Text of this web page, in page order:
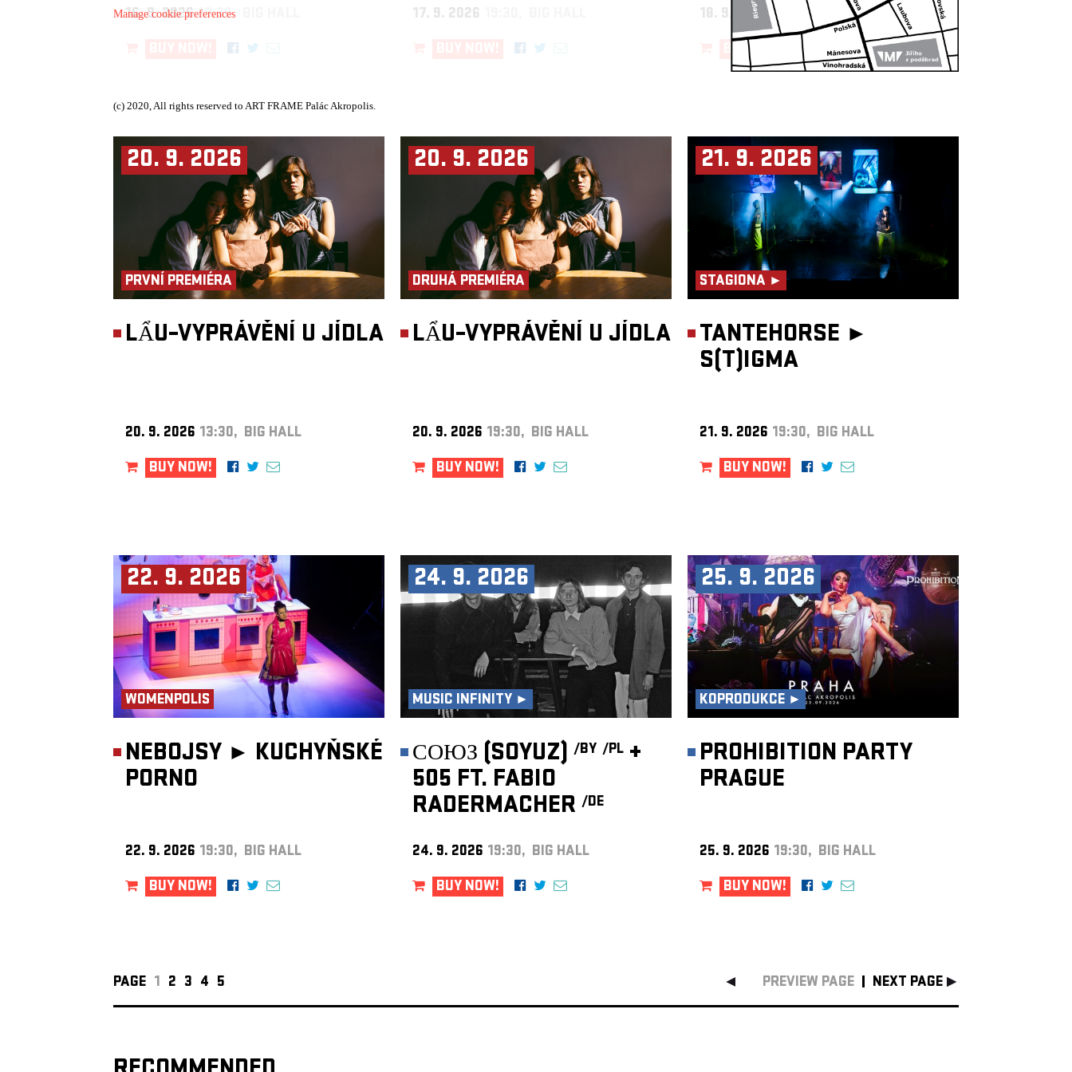
16. 9. 2026 19:30, BIG HALL
17. 9. 2026 18. 9. 2026 19:30, BIG HALL
BUY NOW!
20. 9. 2026
PRVNÍ PREMIÉRA
LẨU–VYPRÁVĚNÍ U JÍDLA
20. 9. 2026 13:30, BIG HALL
BUY NOW!
20. 9. 2026
DRUHÁ PREMIÉRA
LẨU–VYPRÁVĚNÍ U JÍDLA
20. 9. 2026 19:30, BIG HALL
BUY NOW!
21. 9. 2026
STAGIONA ►
TANTEHORSE ►
S(T)IGMA
21. 9. 2026 19:30, BIG HALL
BUY NOW!
22. 9. 2026
WOMENPOLIS
NEBOJSY ► KUCHYŇSKÉ
PORNO
22. 9. 2026 19:30, BIG HALL
BUY NOW!
24. 9. 2026
MUSIC INFINITY ►
СОЮЗ (SOYUZ) /BY /PL +
505 FT. FABIO
RADERMACHER /DE
24. 9. 2026 19:30, BIG HALL
BUY NOW!
25. 9. 2026
KOPRODUKCE ►
PROHIBITION PARTY
PRAGUE
25. 9. 2026 19:30, BIG HALL
BUY NOW!
PAGE 1 2 3 4 5 PREVIEW PAGE NEXT PAGE
Manage cookie preferences
(c) 2020, All rights reserved to ART FRAME Palác Akropolis.